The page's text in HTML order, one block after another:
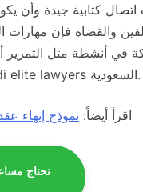
كتابية جيدة وأن
والقضاة فإن مهارات
في أنشطة مثل التمرير
من أهم ميزات محاميين saudi elite lawyers السعودية.
اقرأ أيضاً: نموذج إنهاء
تحتاج